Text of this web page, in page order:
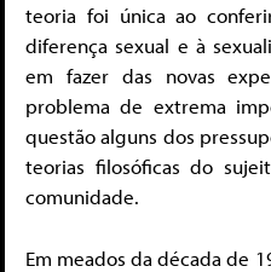
teoria foi única ao
diferença sexual e à
em fazer das novas
problema de extrema
questão alguns dos
teorias filosóficas do
comunidade.
Em meados da década de